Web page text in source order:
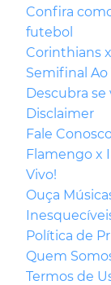
Confira
futebol
Corinthians
Semifinal Ao
Descubra
Disclaimer
Fale
Flamengo x
Vivo!
Ouça
Política de
Quem
Termos de